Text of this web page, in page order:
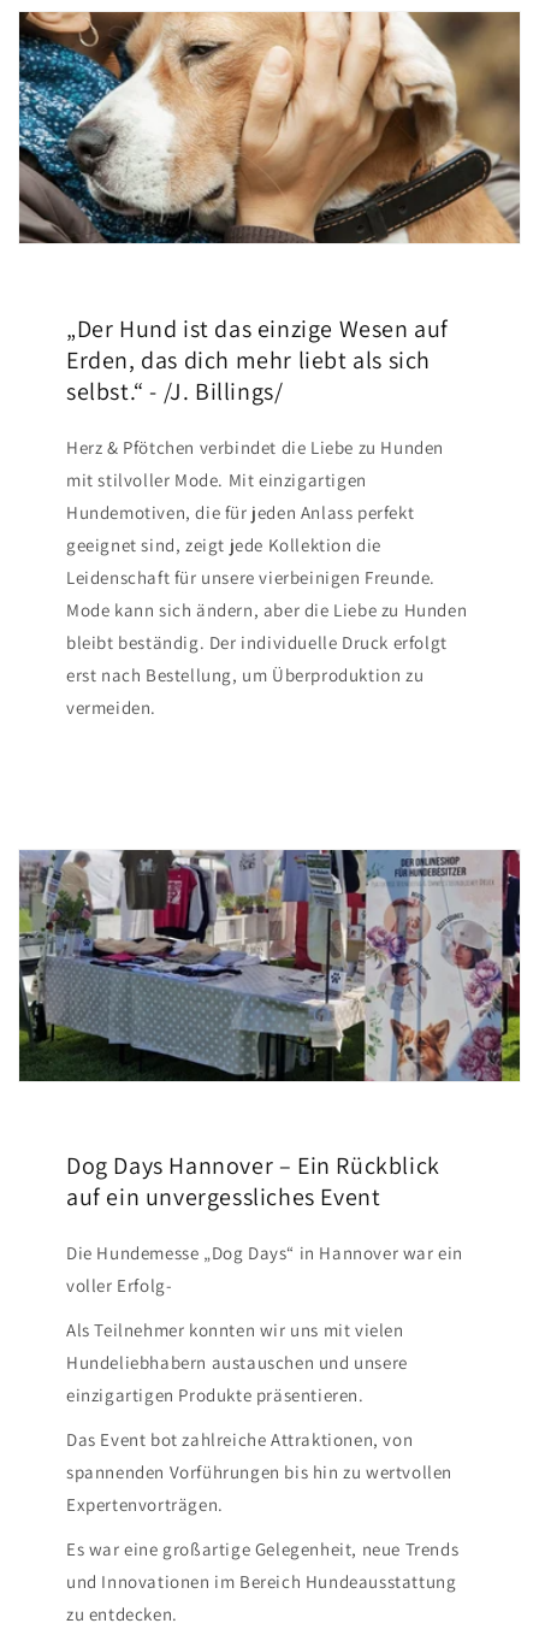
„Der Hund ist das einzige Wesen auf
Erden, das dich mehr liebt als sich
selbst.“ - /J. Billings/
Herz & Pfötchen verbindet die Liebe zu Hunden
mit stilvoller Mode. Mit einzigartigen
Hundemotiven, die für jeden Anlass perfekt
geeignet sind, zeigt jede Kollektion die
Leidenschaft für unsere vierbeinigen Freunde.
Mode kann sich ändern, aber die Liebe zu Hunden
bleibt beständig. Der individuelle Druck erfolgt
erst nach Bestellung, um Überproduktion zu
vermeiden.
Dog Days Hannover – Ein Rückblick
auf ein unvergessliches Event
Die Hundemesse „Dog Days“ in Hannover war ein
voller Erfolg-
Als Teilnehmer konnten wir uns mit vielen
Hundeliebhabern austauschen und unsere
einzigartigen Produkte präsentieren.
Das Event bot zahlreiche Attraktionen, von
spannenden Vorführungen bis hin zu wertvollen
Expertenvorträgen.
Es war eine großartige Gelegenheit, neue Trends
und Innovationen im Bereich Hundeausstattung
zu entdecken.